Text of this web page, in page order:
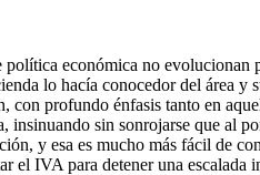
económica no evolucionan
lo hacía conocedor del área y
profundo énfasis tanto en
sin sonrojarse que al
y esa es mucho más fácil de
el IVA para detener una